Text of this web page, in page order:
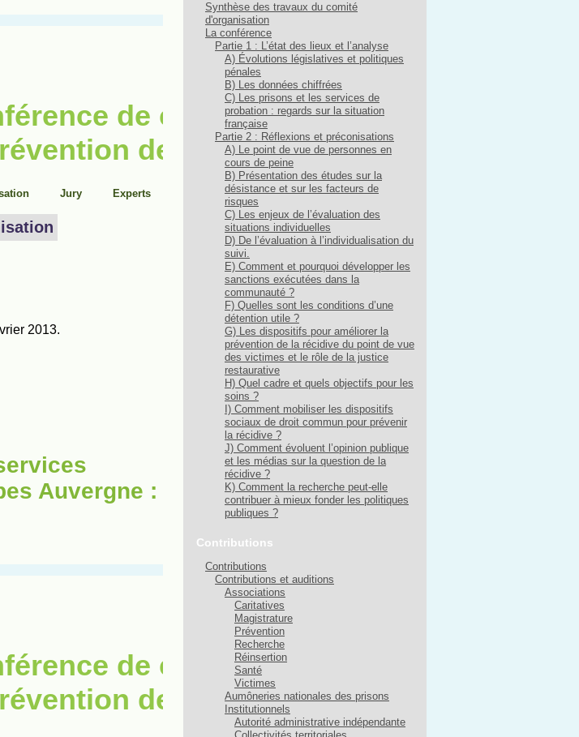
Auvergne :
Synthèse des travaux du comité
d'organisation
La conférence
Partie 1 : L’état des lieux et l’analyse
A) Évolutions législatives et politiques
pénales
B) Les données chiffrées
C) Les prisons et les services de
probation : regards sur la situation
française
Partie 2 : Réflexions et préconisations
A) Le point de vue de personnes en
cours de peine
B) Présentation des études sur la
désistance et sur les facteurs de
risques
C) Les enjeux de l’évaluation des
situations individuelles
D) De l’évaluation à l’individualisation du
suivi.
E) Comment et pourquoi développer les
sanctions exécutées dans la
communauté ?
F) Quelles sont les conditions d’une
détention utile ?
G) Les dispositifs pour améliorer la
prévention de la récidive du point de vue
des victimes et le rôle de la justice
restaurative
H) Quel cadre et quels objectifs pour les
soins ?
I) Comment mobiliser les dispositifs
sociaux de droit commun pour prévenir
la récidive ?
J) Comment évoluent l’opinion publique
et les médias sur la question de la
récidive ?
K) Comment la recherche peut-elle
contribuer à mieux fonder les politiques
publiques ?
Contributions
Contributions
Contributions et auditions
Associations
Caritatives
Magistrature
Prévention
Recherche
Réinsertion
Santé
Victimes
Aumôneries nationales des prisons
Institutionnels
Autorité administrative indépendante